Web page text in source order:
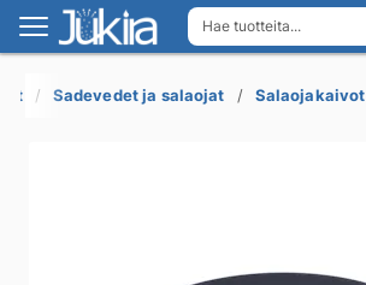
Hae tuotteita...
Siirry
navigointiin
Siirry
sisältöön
Sadevedet ja salaojat Salaojakaivot